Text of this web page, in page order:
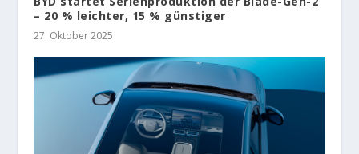
– 20 % leichter, 15 % günstiger
27. Oktober 2025